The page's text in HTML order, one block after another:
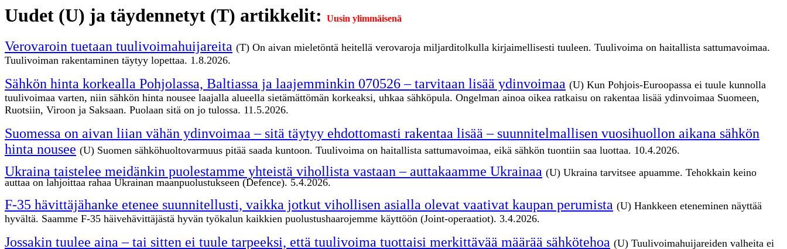
Uudet (U) ja täydennetyt (T) artikkelit: Uusin ylimmäisenä
Verovaroin tuetaan tuulivoimahuijareita (T) On aivan mieletöntä heitellä verovaroja miljarditolkulla kirjaimellisesti tuuleen. Tuulivoima on haitallista sattumavoimaa.
Tuulivoiman rakentaminen täytyy lopettaa. 1.8.2026.
Sähkön hinta korkealla Pohjolassa, Baltiassa ja laajemminkin 070526 – tarvitaan lisää ydinvoimaa (U) Kun Pohjois-Euroopassa ei tuule kunnolla
tuulivoimaa varten, niin sähkön hinta nousee laajalla alueella sietämättömän korkeaksi, uhkaa sähköpula. Ongelman ainoa oikea ratkaisu on rakentaa lisää ydinvoimaa Suomeen,
Ruotsiin, Viroon ja Saksaan. Puolaan sitä on jo tulossa. 11.5.2026.
Suomessa on aivan liian vähän ydinvoimaa – sitä täytyy ehdottomasti rakentaa lisää – suunnitelmallisen vuosihuollon aikana sähkön
hinta nousee (U) Suomen sähköhuoltovarmuus pitää saada kuntoon. Tuulivoima on haitallista sattumavoimaa, eikä sähkön tuontiin saa luottaa. 10.4.2026.
Ukraina taistelee meidänkin puolestamme yhteistä vihollista vastaan – auttakaamme Ukrainaa (U) Ukraina tarvitsee apuamme. Tehokkain keino
auttaa on lahjoittaa rahaa Ukrainan maanpuolustukseen (Defence). 5.4.2026.
F-35 hävittäjähanke etenee suunnitellusti, vaikka jotkut vihollisen asialla olevat vaativat kaupan perumista (U) Hankkeen eteneminen näyttää
hyvältä. Saamme F-35 häivehävittäjästä hyvän työkalun kaikkien puolustushaarojemme käyttöön (Joint-operaatiot). 3.4.2026.
Jossakin tuulee aina – tai sitten ei tuule tarpeeksi, että tuulivoima tuottaisi merkittävää määrää sähkötehoa (U) Tuulivoimahuijareiden valheita ei